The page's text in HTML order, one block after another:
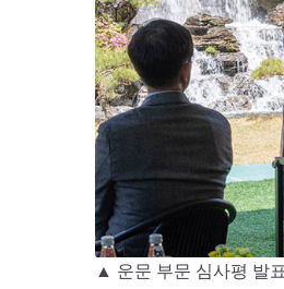
▲ 운문 부문 심사평 발